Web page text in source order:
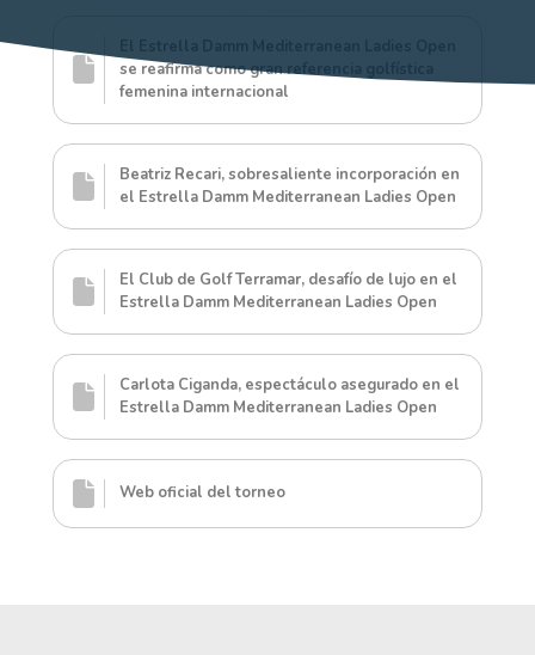
se reafirma como gran referencia golfística
femenina internacional
Beatriz Recari, sobresaliente incorporación en
el Estrella Damm Mediterranean Ladies Open
El Club de Golf Terramar, desafío de lujo en el
Estrella Damm Mediterranean Ladies Open
Carlota Ciganda, espectáculo asegurado en el
Estrella Damm Mediterranean Ladies Open
Web oficial del torneo